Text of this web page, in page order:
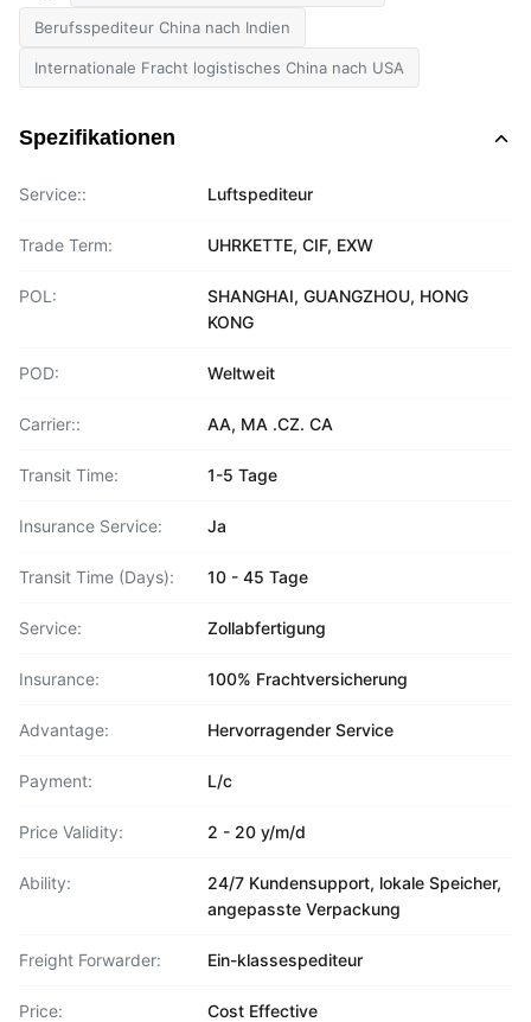
Berufsspediteur China nach Indien
Internationale Fracht logistisches China nach USA
Spezifikationen
Service:: Luftspediteur
Trade Term: UHRKETTE, CIF, EXW
POL:
SHANGHAI, GUANGZHOU, HONG
KONG
POD: Weltweit
Carrier:: AA, MA .CZ. CA
Transit Time: 1-5 Tage
Insurance Service: Ja
Transit Time (Days): 10 - 45 Tage
Service: Zollabfertigung
Insurance: 100% Frachtversicherung
Advantage: Hervorragender Service
Payment: L/c
Price Validity: 2 - 20 y/m/d
Ability:
24/7 Kundensupport, lokale Speicher,
angepasste Verpackung
Freight Forwarder: Ein-klassespediteur
Price: Cost Effective